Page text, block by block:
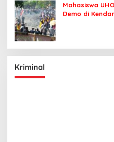
Mahasiswa
Demo di
Kriminal